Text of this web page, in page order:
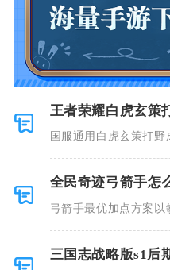
王者荣耀白虎玄策
国服通用白虎玄策打
全民奇迹弓箭手怎
弓箭手最优加点方案以
三国志战略版s1后